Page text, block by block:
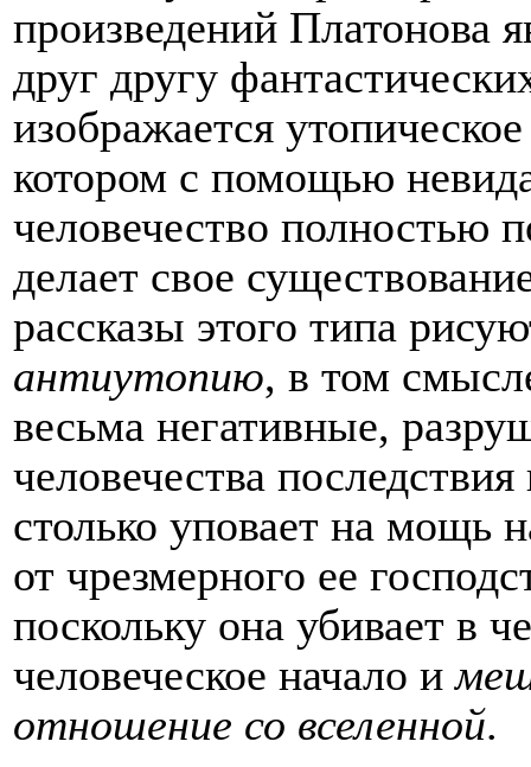
произведений Платонова
друг другу
изображается
котором с помощью
человечество полностью
делает свое
рассказы этого типа
антиутопию, в том
весьма негативные,
человечества
столько уповает на мощь
от чрезмерного ее
поскольку она убивает в
человеческое начало и
отношение со вселенной.